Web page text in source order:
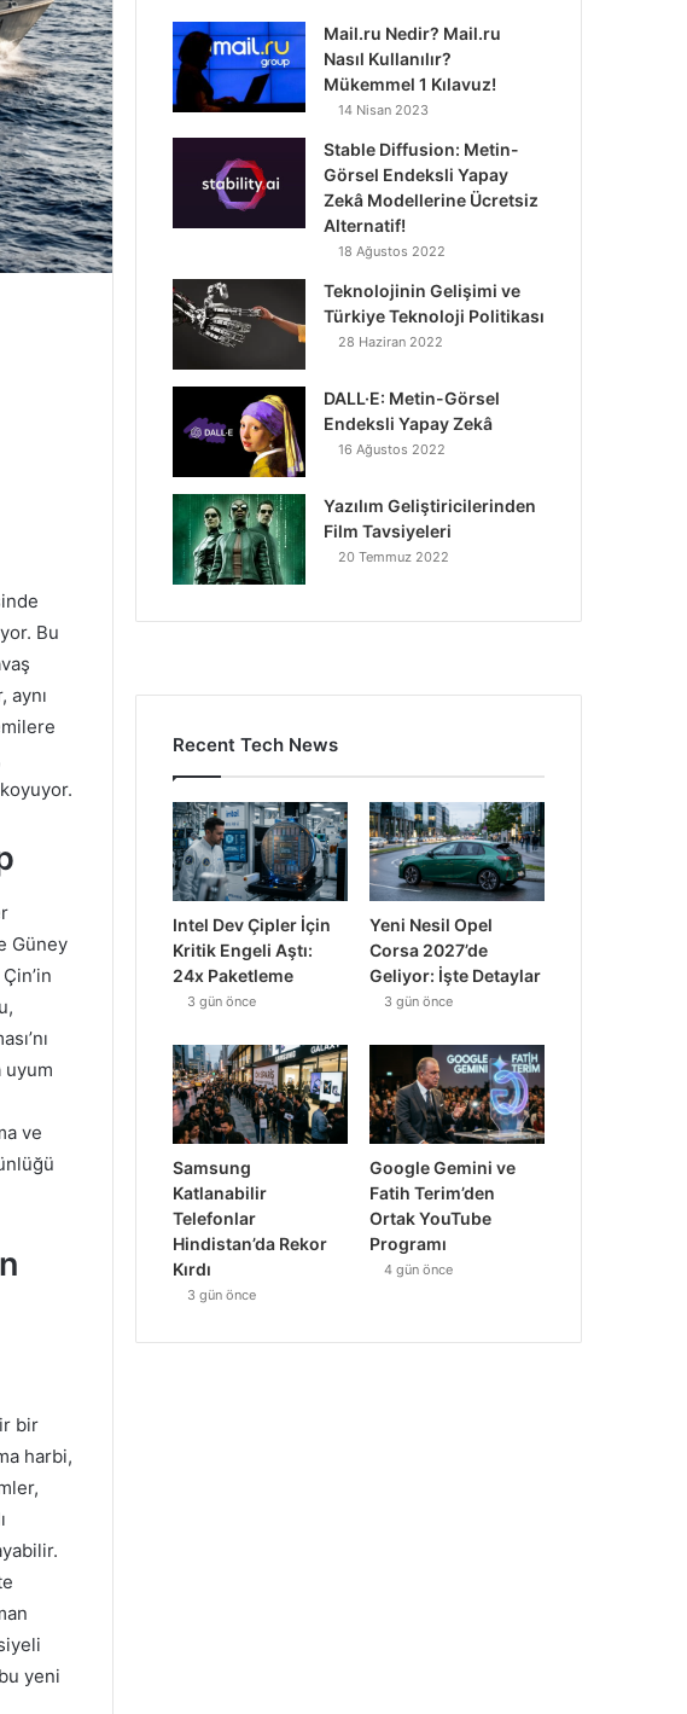
Bu
aynı
Güney
uyum
ve
bir
harbi,
yeni
Mail.ru Nedir? Mail.ru
Nasıl Kullanılır?
Mükemmel 1 Kılavuz!
14 Nisan 2023
Stable Diffusion: Metin-
Görsel Endeksli Yapay
Zekâ Modellerine Ücretsiz
Alternatif!
18 Ağustos 2022
Teknolojinin Gelişimi ve
Türkiye Teknoloji Politikası
28 Haziran 2022
DALL·E: Metin-Görsel
Endeksli Yapay Zekâ
16 Ağustos 2022
Yazılım Geliştiricilerinden
Film Tavsiyeleri
20 Temmuz 2022
Recent Tech News
Intel Dev Çipler İçin
Kritik Engeli Aştı:
24x Paketleme
3 gün önce
Yeni Nesil Opel
Corsa 2027’de
Geliyor: İşte Detaylar
3 gün önce
Samsung
Katlanabilir
Telefonlar
Hindistan’da Rekor
Kırdı
3 gün önce
Google Gemini ve
Fatih Terim’den
Ortak YouTube
Programı
4 gün önce